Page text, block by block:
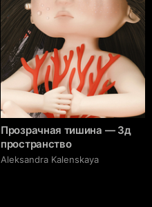
Прозрачная тишина — 3д
пространство
Aleksandra Kalenskaya